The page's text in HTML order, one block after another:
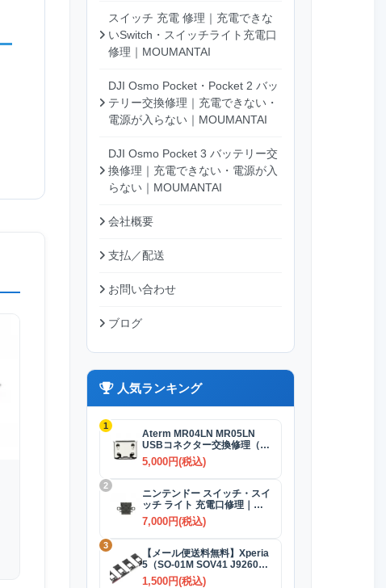
スイッチ 充電 修理｜充電できな
いSwitch・スイッチライト充電口
修理｜MOUMANTAI
DJI Osmo Pocket・Pocket 2 バッ
テリー交換修理｜充電できない・
電源が入らない｜MOUMANTAI
DJI Osmo Pocket 3 バッテリー交
換修理｜充電できない・電源が入
らない｜MOUMANTAI
会社概要
支払／配送
お問い合わせ
ブログ
人気ランキング
1
Aterm MR04LN MR05LN
USBコネクター交換修理（充
電）
5,000円(税込)
2
ニンテンドー スイッチ・スイ
ッチ ライト 充電口修理｜
USB-Cコネクター 交換修理
7,000円(税込)
3
【メール便送料無料】Xperia
5（SO-01M SOV41 J9260）
SIMカードトレイ 全4色
1,500円(税込)